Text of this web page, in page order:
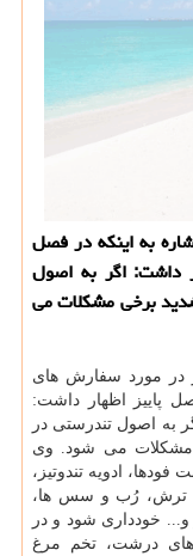
به اینكه در فصل
داشت: اگر به اصول
برخی مشكلات می
در مورد سفارش های
پاییز اظهار داشت:
به اصول تندرستی در
مشكلات می شود. وی
ادویه تندوتیز،
ترش، رُب و سس ها،
و... خودداری شود و در
درشت، تخم مرغ